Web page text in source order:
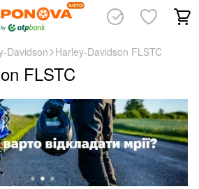
Davidson Harley-Davidson FLSTC
FLSTC